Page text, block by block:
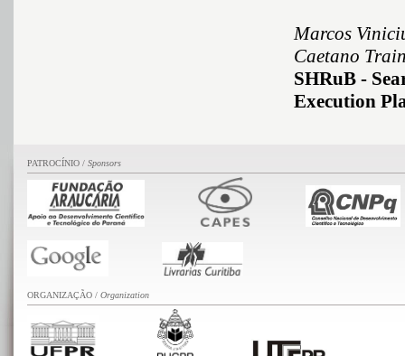
Marcos
Caetano
SHRuB -
Execution
PATROCÍNIO / Sponsors
ORGANIZAÇÃO / Organization